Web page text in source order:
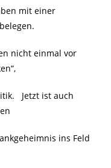
mit einer
nicht einmal vor
Jetzt ist auch
ins Feld